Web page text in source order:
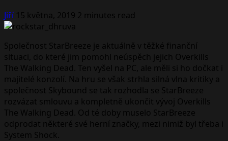
Jiří 15 května, 2019 2 minutes read
Společnost StarBreeze je aktuálně v těžké finanční
situaci, do které jim pomohl neúspěch jejich Overkills
The Walking Dead. Ten vyšel na PC, ale měli si ho dočkat i
majitelé konzolí. Na hru se však strhla silná vlna kritiky a
společnost Skybound se tak rozhodla se StarBreeze
rozvázat smlouvu a kompletně ukončit vývoj Overkills
The Walking Dead. Od té doby muselo StarBreeze
odprodat některé své herní značky, mezi nimiž byl třeba i
System Shock.